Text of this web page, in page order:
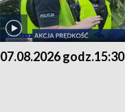
07.08.2026 godz.15:30